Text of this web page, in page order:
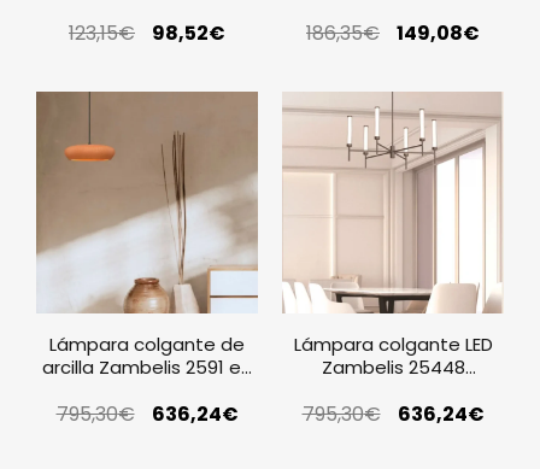
123,15€ 98,52€ 186,35€ 149,08€
Lámpara colgante de
arcilla Zambelis 2591 en
795,30€ 636,24€
Lámpara colgante LED
Zambelis 25448
brushed
795,30€ 636,24€